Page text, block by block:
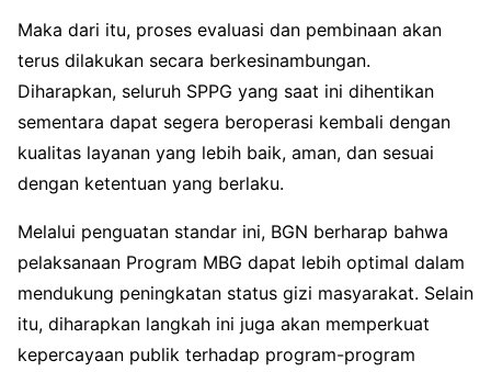
Maka dari itu, proses evaluasi dan pembinaan akan
terus dilakukan secara berkesinambungan.
Diharapkan, seluruh SPPG yang saat ini dihentikan
sementara dapat segera beroperasi kembali dengan
kualitas layanan yang lebih baik, aman, dan sesuai
dengan ketentuan yang berlaku.
Melalui penguatan standar ini, BGN berharap bahwa
pelaksanaan Program MBG dapat lebih optimal dalam
mendukung peningkatan status gizi masyarakat. Selain
itu, diharapkan langkah ini juga akan memperkuat
kepercayaan publik terhadap program-program